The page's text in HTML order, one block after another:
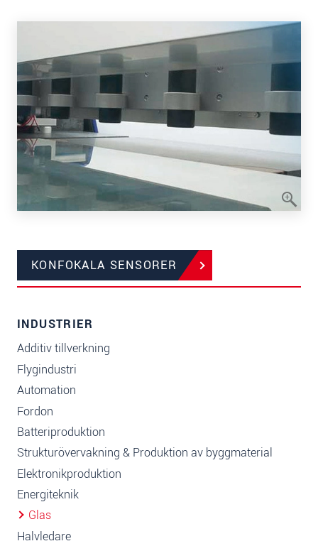
KONFOKALA SENSORER
INDUSTRIER
Additiv tillverkning
Flygindustri
Automation
Fordon
Batteriproduktion
Strukturövervakning & Produktion av byggmaterial
Elektronikproduktion
Energiteknik
Glas
Halvledare